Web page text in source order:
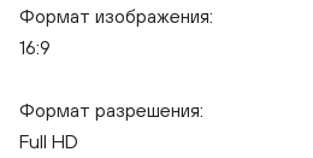
Формат изображения:
16:9
Формат разрешения:
Full HD